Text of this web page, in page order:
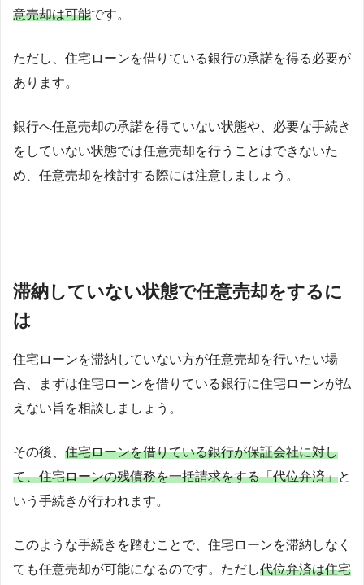
意売却は可能です。
ただし、住宅ローンを借りている銀行の承諾を得る必要が
あります。
銀行へ任意売却の承諾を得ていない状態や、必要な手続き
をしていない状態では任意売却を行うことはできないた
め、任意売却を検討する際には注意しましょう。
滞納していない状態で任意売却をするに
は
住宅ローンを滞納していない方が任意売却を行いたい場
合、まずは住宅ローンを借りている銀行に住宅ローンが払
えない旨を相談しましょう。
その後、 住宅ローンを借りている銀行が保証会社に対し
て、住宅ローンの残債務を一括請求をする「代位弁済」と
いう手続きが行われます。
このような手続きを踏むことで、住宅ローンを滞納しなく
ても任意売却が可能になるのです。ただし代位弁済は住宅